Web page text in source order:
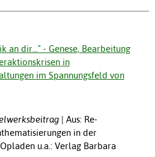
an dir..." - Genese, Bearbeitung
in
im Spannungsfeld von
Aus: Re-
in der
u.a.: Verlag Barbara